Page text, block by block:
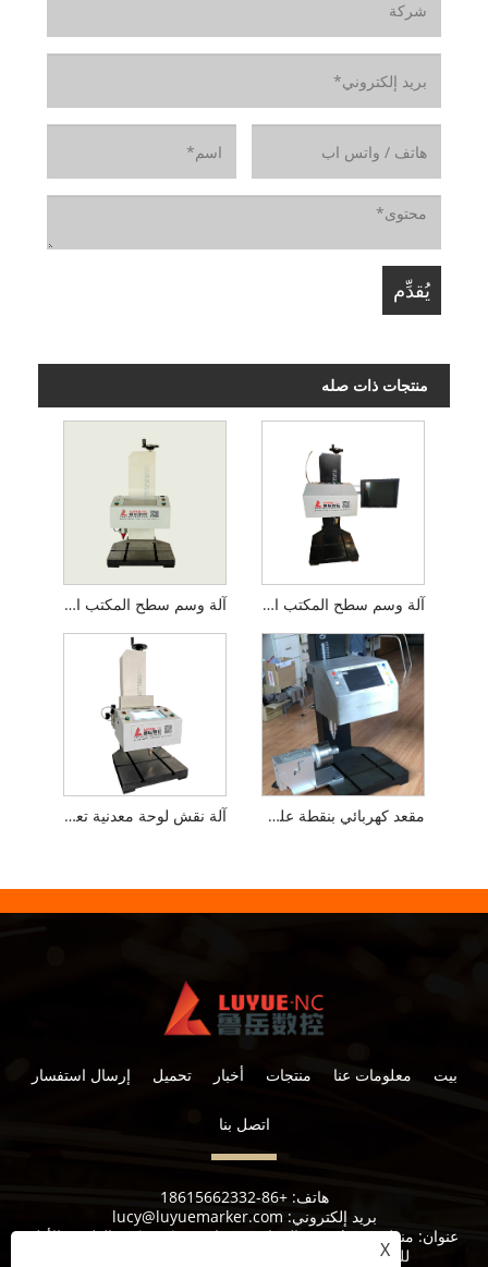
منتجات ذات صله
آلة وسم سطح المكتب الكهربائية آلة وسم سطح المكتب الهوائية
آلة نقش لوحة معدنية تعمل بالهواء المضغوط آلة وسم للألمنيوم مقعد كهربائي بنقطة علوية آلة وسم
بيت معلومات عنا منتجات أخبار تحميل إرسال استفسار
اتصل بنا
هاتف:+86-18615662332
بريد إلكتروني: lucy@luyuemarker.com
عنوان:
منطقة Donghao الصناعية ، شارع Qingping ، الطريق الأول
للصناعة ، شارع شوانجشان ، منطقة تشانغقيو ، جينان
X